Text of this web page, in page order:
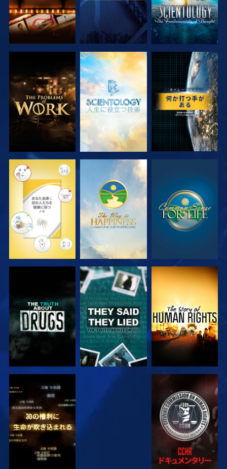
シリーズを探求 シリーズを探求 観る
観る 観る 観る
観る 観る
観る